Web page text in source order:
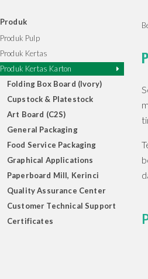
Produk
Produk Pulp
Produk Kertas
Produk Kertas Karton
Folding Box Board (Ivory)
Cupstock & Platestock
Art Board (C2S)
General Packaging
Food Service Packaging
Graphical Applications
Paperboard Mill, Kerinci
Quality Assurance Center
Customer Technical Support
Certificates